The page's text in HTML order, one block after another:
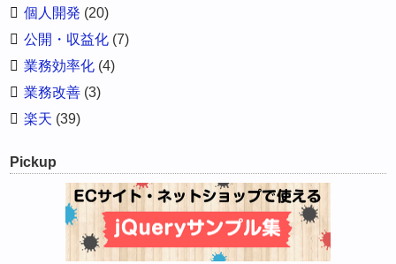
個人開発 (20)
公開・収益化 (7)
業務効率化 (4)
業務改善 (3)
楽天 (39)
Pickup